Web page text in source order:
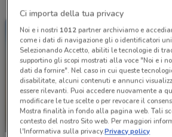
Ci importa della tua privacy
Noi e i nostri 1012partner archiviamo e
come i dati di navigazione gli o identificatori
Selezionando Accetto, abiliti le tecnologie di
supportino gli scopi mostrati alla voce "Noi e i
dati da fornire". Nel caso in cui queste
disabilitate, alcuni contenuti e annunci
essere rilevanti. Puoi accedere nuovamente a
modificare le tue scelte o per revocare il
Mostra finalità in fondo alla pagina web. Tali
contesto del nostro Sito web. Per maggiori
l'Informativa sulla privacy.Privacy policy